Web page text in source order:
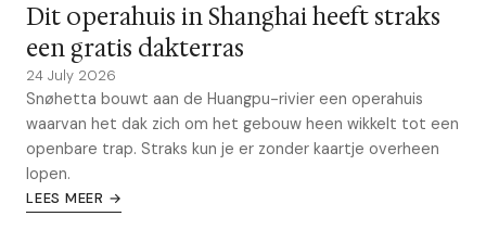
Dit operahuis in Shanghai heeft straks
een gratis dakterras
24 July 2026
Snøhetta bouwt aan de Huangpu-rivier een operahuis
waarvan het dak zich om het gebouw heen wikkelt tot een
openbare trap. Straks kun je er zonder kaartje overheen
lopen.
LEES MEER →